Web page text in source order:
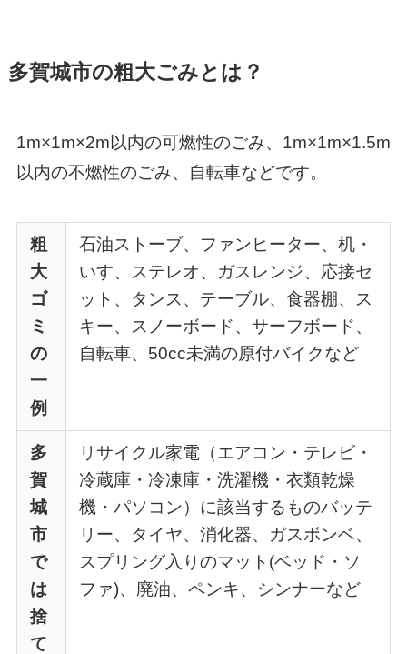
多賀城市の粗大ごみとは？
1m×1m×2m以内の可燃性のごみ、1m×1m×1.5m
以内の不燃性のごみ、自転車などです。
粗
大
ゴ
ミ
の
一
例
石油ストーブ、ファンヒーター、机・
いす、ステレオ、ガスレンジ、応接セ
ット、タンス、テーブル、食器棚、ス
キー、スノーボード、サーフボード、
自転車、50cc未満の原付バイクなど
多
賀
城
市
で
は
捨
て
リサイクル家電（エアコン・テレビ・
冷蔵庫・冷凍庫・洗濯機・衣類乾燥
機・パソコン）に該当するものバッテ
リー、タイヤ、消化器、ガスボンベ、
スプリング入りのマット(ベッド・ソ
ファ)、廃油、ペンキ、シンナーなど